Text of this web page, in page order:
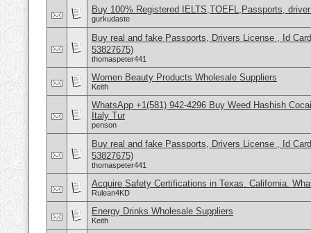
Buy 100% Registered IELTS,TOEFL,Passports,
gurkudaste
Buy real and fake Passports, Drivers License , Id
53827675)
thomaspeter441
Women Beauty Products Wholesale Suppliers
Keith
WhatsApp +1(581) 942-4296 Buy Weed Hashish
Italy Tur
penson
Buy real and fake Passports, Drivers License , Id
53827675)
thomaspeter441
Acquire Safety Certifications in Texas. California.
Rulean4KD
Energy Drinks Wholesale Suppliers
Keith